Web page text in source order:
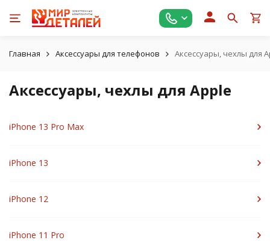
Главная Аксессуары для телефонов Аксессуары, чехлы для
Аксессуары, чехлы для Apple
iPhone 13 Pro Max
iPhone 13
iPhone 12
iPhone 11 Pro